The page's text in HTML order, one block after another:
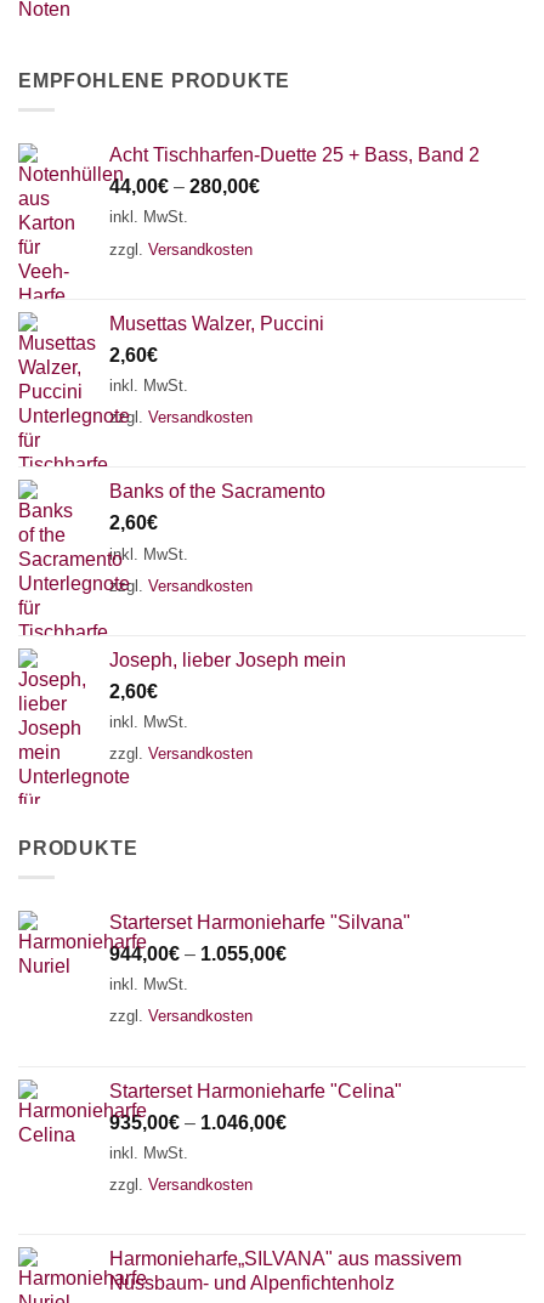
EMPFOHLENE PRODUKTE
Acht Tischharfen-Duette 25 + Bass, Band 2
44,00€ – 280,00€
inkl. MwSt.
zzgl. Versandkosten
Musettas Walzer, Puccini
2,60€
inkl. MwSt.
zzgl. Versandkosten
Banks of the Sacramento
2,60€
inkl. MwSt.
zzgl. Versandkosten
Joseph, lieber Joseph mein
2,60€
inkl. MwSt.
zzgl. Versandkosten
PRODUKTE
Starterset Harmonieharfe "Silvana"
944,00€ – 1.055,00€
inkl. MwSt.
zzgl. Versandkosten
Starterset Harmonieharfe "Celina"
935,00€ – 1.046,00€
inkl. MwSt.
zzgl. Versandkosten
Harmonieharfe„SILVANA" aus massivem
Nussbaum- und Alpenfichtenholz